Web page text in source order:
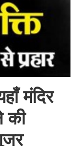
मंदिर
की